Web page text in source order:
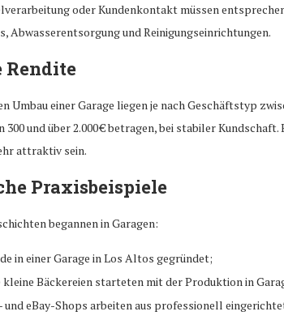
oder Kundenkontakt müssen
Abwasserentsorgung und Reinigungseinrichtungen.
Rendite
Umbau einer Garage liegen je nach Geschäftstyp
300 und über 2.000 € betragen, bei stabiler
attraktiv sein.
Praxisbeispiele
begannen in Garagen:
in einer Garage in Los Altos gegründet;
kleine Bäckereien starteten mit der Produktion in
und eBay-Shops arbeiten aus professionell